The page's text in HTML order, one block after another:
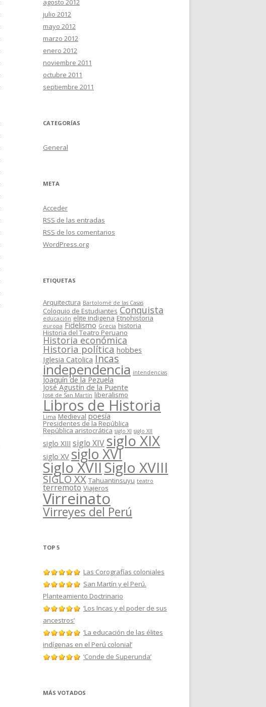
agosto 2012
julio 2012
mayo 2012
marzo 2012
enero 2012
noviembre 2011
octubre 2011
septiembre 2011
CATEGORÍAS
General
META
Acceder
RSS de las entradas
RSS de los comentarios
WordPress.org
ETIQUETAS
Arquitectura Bartolomé de las Casas
Coloquio de Estudiantes Conquista
educación elite indigena Etnohistoria
europa Fidelismo Grecia historia
Historia del Teatro Peruano
Historia económica
Historia política hobbes
Iglesia Catolica Incas
independencia intendencias
Joaquín de la Pezuela
José Agustín de la Puente
José de San Martín liberalismo
Libros de Historia
Lima Medieval poesía
Presidentes de la República
República aristocrática siglo XI siglo XII
siglo XIII siglo XIVsiglo XIX
siglo XV siglo XVI
Siglo XVIISiglo XVIII
SIGLO XX Tahuantinsuyu teatro
terremoto Viajeros
Virreinato
Virreyes del Perú
TOP 5
Las Corografías coloniales
San Martín y el Perú.
Planteamiento Doctrinario
‘Los Incas y el poder de sus
ancestros’
‘La educación de las élites
indígenas en el Perú colonial’
‘Conde de Superunda’
MÁS VOTADOS